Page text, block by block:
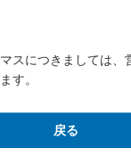
スにつきましては、
す。
戻る